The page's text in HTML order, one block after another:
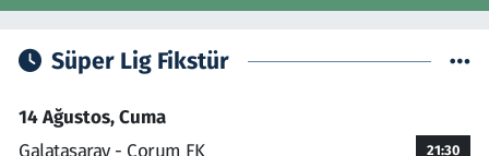
Süper Lig Fikstür
14 Ağustos, Cuma
Galatasaray - Çorum FK
21:30